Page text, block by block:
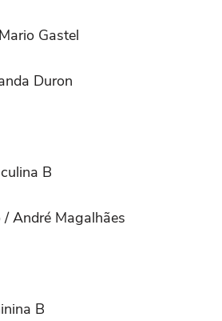
Gastel
Duron
B
André Magalhães
B